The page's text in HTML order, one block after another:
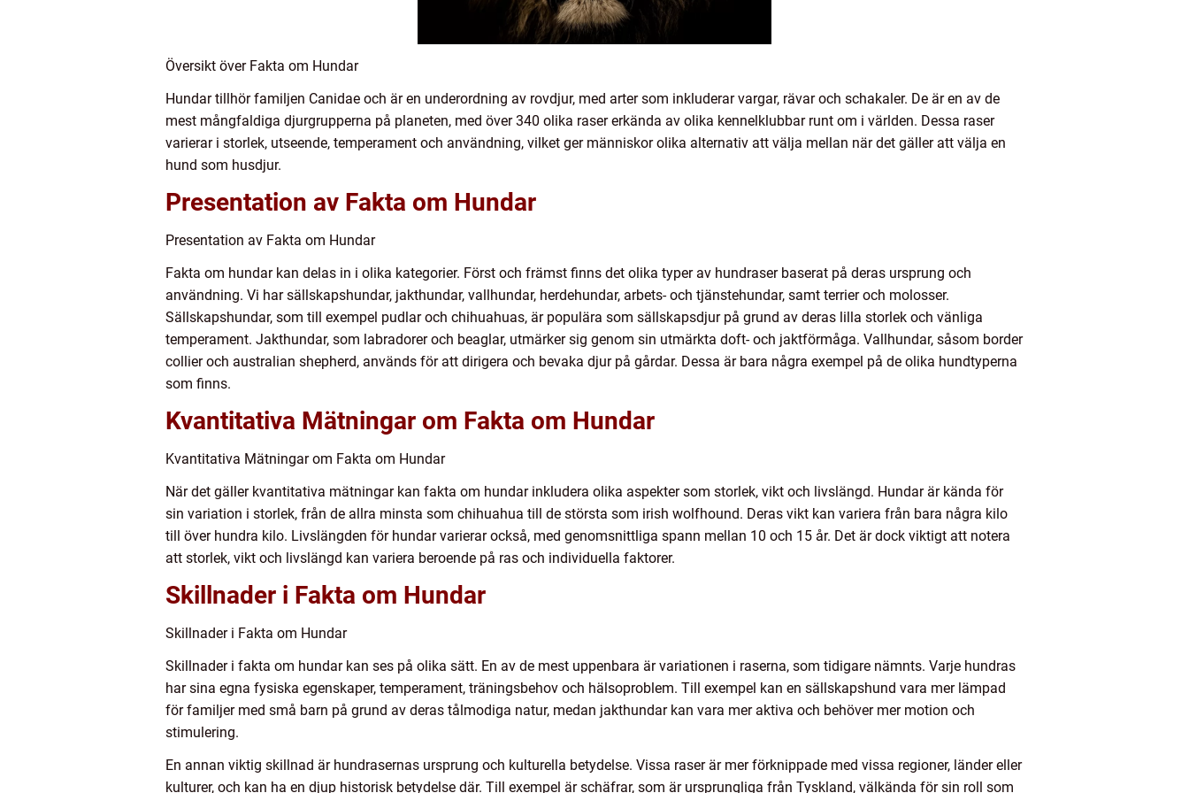
Översikt över Fakta om Hundar
Hundar tillhör familjen Canidae och är en underordning av rovdjur, med arter som inkluderar vargar, rävar och schakaler. De är en av de
mest mångfaldiga djurgrupperna på planeten, med över 340 olika raser erkända av olika kennelklubbar runt om i världen. Dessa raser
varierar i storlek, utseende, temperament och användning, vilket ger människor olika alternativ att välja mellan när det gäller att välja en
hund som husdjur.
Presentation av Fakta om Hundar
Presentation av Fakta om Hundar
Fakta om hundar kan delas in i olika kategorier. Först och främst finns det olika typer av hundraser baserat på deras ursprung och
användning. Vi har sällskapshundar, jakthundar, vallhundar, herdehundar, arbets- och tjänstehundar, samt terrier och molosser.
Sällskapshundar, som till exempel pudlar och chihuahuas, är populära som sällskapsdjur på grund av deras lilla storlek och vänliga
temperament. Jakthundar, som labradorer och beaglar, utmärker sig genom sin utmärkta doft- och jaktförmåga. Vallhundar, såsom border
collier och australian shepherd, används för att dirigera och bevaka djur på gårdar. Dessa är bara några exempel på de olika hundtyperna
som finns.
Kvantitativa Mätningar om Fakta om Hundar
Kvantitativa Mätningar om Fakta om Hundar
När det gäller kvantitativa mätningar kan fakta om hundar inkludera olika aspekter som storlek, vikt och livslängd. Hundar är kända för
sin variation i storlek, från de allra minsta som chihuahua till de största som irish wolfhound. Deras vikt kan variera från bara några kilo
till över hundra kilo. Livslängden för hundar varierar också, med genomsnittliga spann mellan 10 och 15 år. Det är dock viktigt att notera
att storlek, vikt och livslängd kan variera beroende på ras och individuella faktorer.
Skillnader i Fakta om Hundar
Skillnader i Fakta om Hundar
Skillnader i fakta om hundar kan ses på olika sätt. En av de mest uppenbara är variationen i raserna, som tidigare nämnts. Varje hundras
har sina egna fysiska egenskaper, temperament, träningsbehov och hälsoproblem. Till exempel kan en sällskapshund vara mer lämpad
för familjer med små barn på grund av deras tålmodiga natur, medan jakthundar kan vara mer aktiva och behöver mer motion och
stimulering.
En annan viktig skillnad är hundrasernas ursprung och kulturella betydelse. Vissa raser är mer förknippade med vissa regioner, länder eller
kulturer, och kan ha en djup historisk betydelse där. Till exempel är schäfrar, som är ursprungliga från Tyskland, välkända för sin roll som